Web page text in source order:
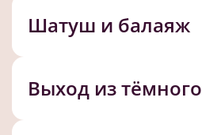
Шатуш и балаяж
Выход из тёмного